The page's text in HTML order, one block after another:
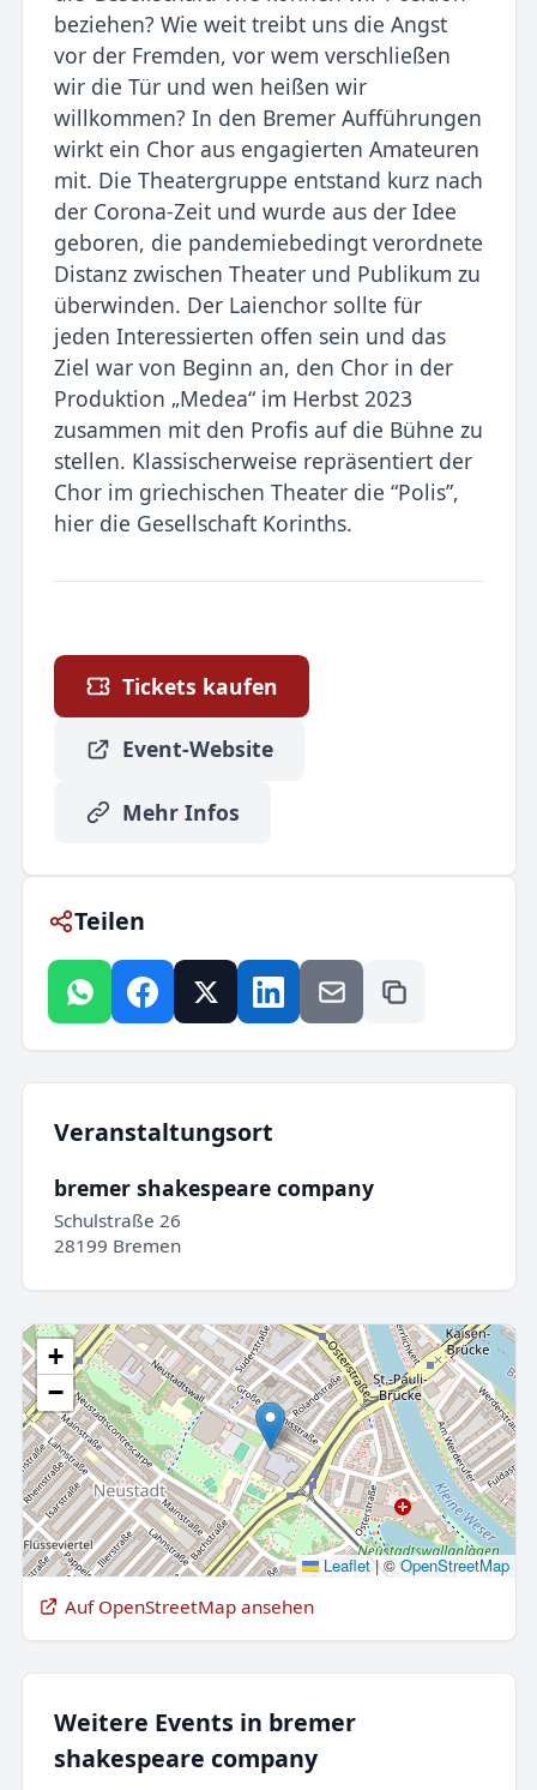
beziehen? Wie weit treibt uns die Angst
vor der Fremden, vor wem verschließen
wir die Tür und wen heißen wir
willkommen? In den Bremer Aufführungen
wirkt ein Chor aus engagierten Amateuren
mit. Die Theatergruppe entstand kurz nach
der Corona-Zeit und wurde aus der Idee
geboren, die pandemiebedingt verordnete
Distanz zwischen Theater und Publikum zu
überwinden. Der Laienchor sollte für
jeden Interessierten offen sein und das
Ziel war von Beginn an, den Chor in der
Produktion „Medea“ im Herbst 2023
zusammen mit den Profis auf die Bühne zu
stellen. Klassischerweise repräsentiert der
Chor im griechischen Theater die “Polis”,
hier die Gesellschaft Korinths.
Tickets kaufen
Event-Website
Mehr Infos
Teilen
Veranstaltungsort
bremer shakespeare company
Schulstraße 26
28199 Bremen
+
−
Leaflet |©OpenStreetMap
Auf OpenStreetMap ansehen
Weitere Events in bremer
shakespeare company